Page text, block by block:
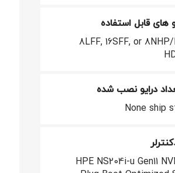
های قابل استفاده
8LFF, 16SFF, or
درایو نصب شده
None ship
HPE NS204i-u Gen11